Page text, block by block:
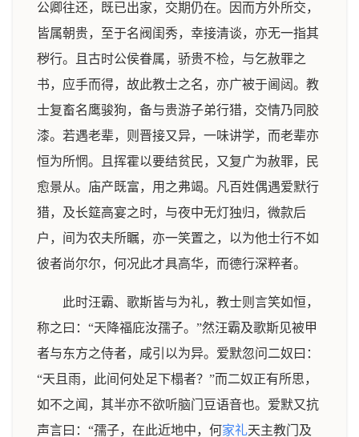
公卿往还，既已出家，交期仍在。因而方外所交，
皆属朝贵，至于名阀闺秀，幸接清谈，亦无一指其
秽行。且古时公侯眷属，骄贵不检，与乞赦罪之
书，应手而得，故此教士之名，亦广被于阃闼。教
士复畜名鹰骏狗，备与贵游子弟行猎，交情乃同胶
漆。若遇老辈，则晋接又异，一味讲学，而老辈亦
恒为所惘。且挥霍以要结贫民，又复广为赦罪，民
愈景从。庙产既富，用之弗竭。凡百姓偶遇爱默行
猎，及长筵高宴之时，与夜中无灯独归，微款后
户，间为农夫所瞩，亦一笑置之，以为他士行不如
彼者尚尔尔，何况此才具高华，而德行深粹者。
此时汪霸、歌斯皆与为礼，教士则言笑如恒，
称之曰：“天降福庇汝孺子。”然汪霸及歌斯见被甲
者与东方之侍者，咸引以为异。爱默忽问二奴曰：
“天且雨，此间何处足下榻者？”而二奴正有所思，
如不之闻，其半亦不欲听脑门豆语音也。爱默又抗
声言曰：“孺子，在此近地中，何家礼天主教门及